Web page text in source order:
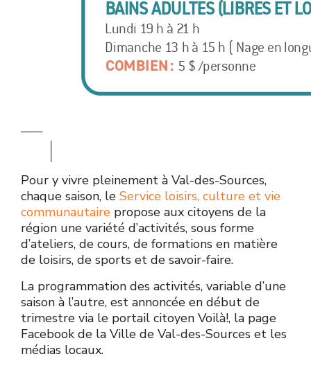
Pour y vivre pleinement à Val-des-Sources,
chaque saison, le Service loisirs, culture et vie
communautaire propose aux citoyens de la
région une variété d’activités, sous forme
d’ateliers, de cours, de formations en matière
de loisirs, de sports et de savoir-faire.
La programmation des activités, variable d’une
saison à l’autre, est annoncée en début de
trimestre via le portail citoyen Voilà!, la page
Facebook de la Ville de Val-des-Sources et les
médias locaux.